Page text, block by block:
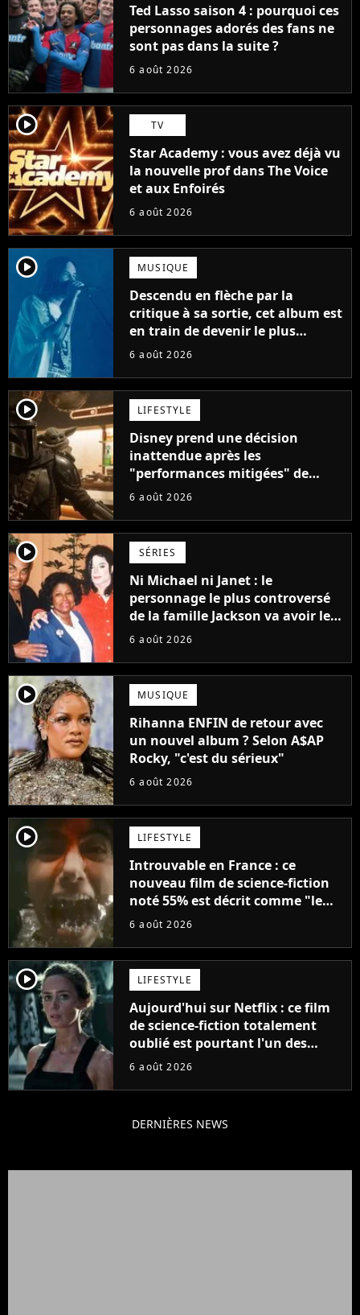
Ted Lasso saison 4 : pourquoi ces
personnages adorés des fans ne
sont pas dans la suite ?
6 août 2026
player2 TV
Star Academy : vous avez déjà vu
la nouvelle prof dans The Voice
et aux Enfoirés
6 août 2026
player2 MUSIQUE
Descendu en flèche par la
critique à sa sortie, cet album est
en train de devenir le plus
populaire de son auteur
6 août 2026
player2 LIFESTYLE
Disney prend une décision
inattendue après les
"performances mitigées" de
Vaiana et The Mandalorian &
6 août 2026
player2 SÉRIES
Ni Michael ni Janet : le
personnage le plus controversé
de la famille Jackson va avoir le
droit à sa propre série
6 août 2026
player2 MUSIQUE
Rihanna ENFIN de retour avec
un nouvel album ? Selon A$AP
Rocky, "c'est du sérieux"
6 août 2026
player2 LIFESTYLE
Introuvable en France : ce
nouveau film de science-fiction
noté 55% est décrit comme "le
plus stupide de l'année"
6 août 2026
player2 LIFESTYLE
Aujourd'hui sur Netflix : ce film
de science-fiction totalement
oublié est pourtant l'un des
meilleurs des années 2010
6 août 2026
DERNIÈRES NEWS